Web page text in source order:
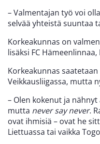
– Valmentajan työ voi
selvää yhteistä suuntaa
Korkeakunnas on
lisäksi FC Hämeenlinnaa,
Korkeakunnas
Veikkausliigassa, mutta
– Olen kokenut ja
mutta never say never.
ovat ihmisiä – ovat he
Liettuassa tai vaikka